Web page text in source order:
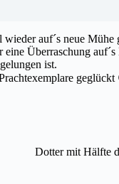
auf´s neue Mühe
Überraschung auf´s
ist.
geglückt
Dotter mit Hälfte